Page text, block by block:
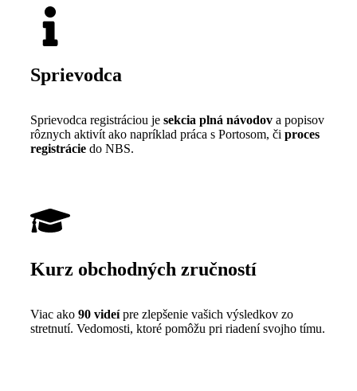
Sprievodca
Sprievodca registráciou je sekcia plná návodov a popisov
rôznych aktivít ako napríklad práca s Portosom, či proces
registrácie do NBS.
Kurz obchodných zručností
Viac ako 90 videípre zlepšenie vašich výsledkov zo
stretnutí. Vedomosti, ktoré pomôžu pri riadení svojho tímu.